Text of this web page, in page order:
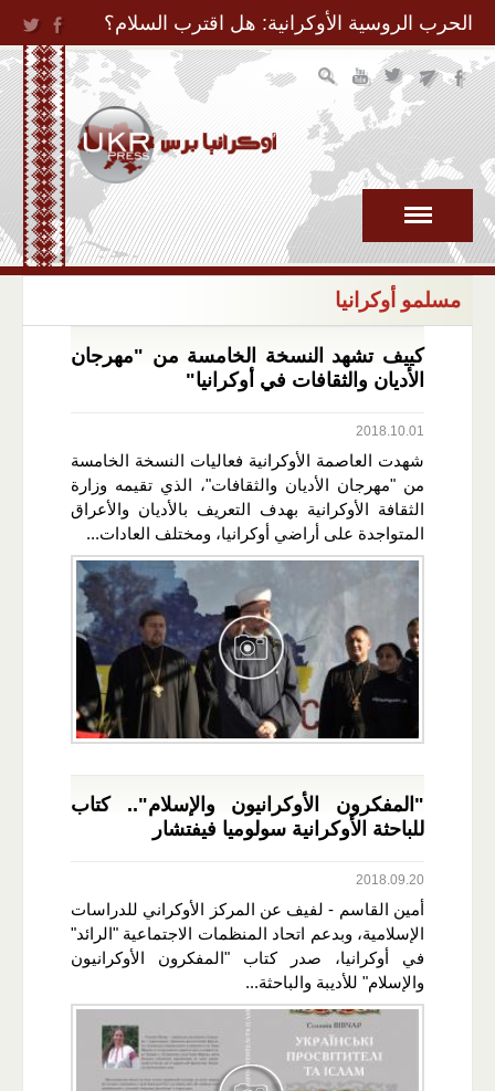
Jump to Navigation
الحرب الروسية الأوكرانية: هل اقترب السلام؟
مسلمو أوكرانيا
كييف تشهد النسخة الخامسة من "مهرجان
الأديان والثقافات في أوكرانيا"
2018.10.01
شهدت العاصمة الأوكرانية فعاليات النسخة الخامسة
من "مهرجان الأديان والثقافات"، الذي تقيمه وزارة
الثقافة الأوكرانية بهدف التعريف بالأديان والأعراق
المتواجدة على أراضي أوكرانيا، ومختلف العادات...
"المفكرون الأوكرانيون والإسلام".. كتاب
للباحثة الأوكرانية سولوميا فيفتشار
2018.09.20
أمين القاسم - لفيف عن المركز الأوكراني للدراسات
الإسلامية، وبدعم اتحاد المنظمات الاجتماعية "الرائد"
في أوكرانيا، صدر كتاب "المفكرون الأوكرانيون
والإسلام" للأديبة والباحثة...